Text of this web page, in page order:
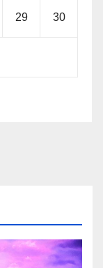
29 30